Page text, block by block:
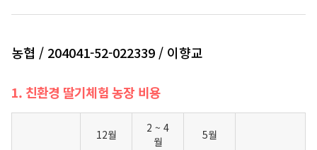
농협 / 204041-52-022339 / 이향교
1. 친환경 딸기체험 농장 비용
12월
2 ~ 4
월
5월